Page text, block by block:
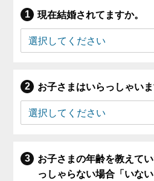
現在結婚されてますか。
お子さまはいらっしゃいま
お子さまの年齢を教えて
っしゃらない場合「いな